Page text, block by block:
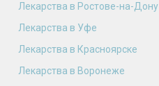
Лекарства в Ростове-на-Дону
Лекарства в Уфе
Лекарства в Красноярске
Лекарства в Воронеже